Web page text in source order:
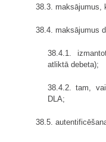
38.3. maksājumus,
38.4. maksājumus
38.4.1.
atliktā debeta);
38.4.2. tam,
DLA;
38.5.